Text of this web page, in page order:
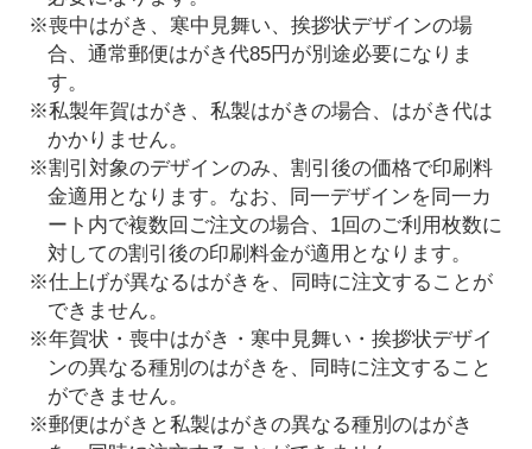
※喪中はがき、寒中見舞い、挨拶状デザインの場
合、通常郵便はがき代85円が別途必要になりま
す。
※私製年賀はがき、私製はがきの場合、はがき代は
かかりません。
※割引対象のデザインのみ、割引後の価格で印刷料
金適用となります。なお、同一デザインを同一カ
ート内で複数回ご注文の場合、1回のご利用枚数に
対しての割引後の印刷料金が適用となります。
※仕上げが異なるはがきを、同時に注文することが
できません。
※年賀状・喪中はがき・寒中見舞い・挨拶状デザイ
ンの異なる種別のはがきを、同時に注文すること
ができません。
※郵便はがきと私製はがきの異なる種別のはがき